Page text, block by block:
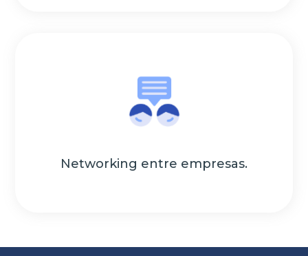
Networking entre empresas.